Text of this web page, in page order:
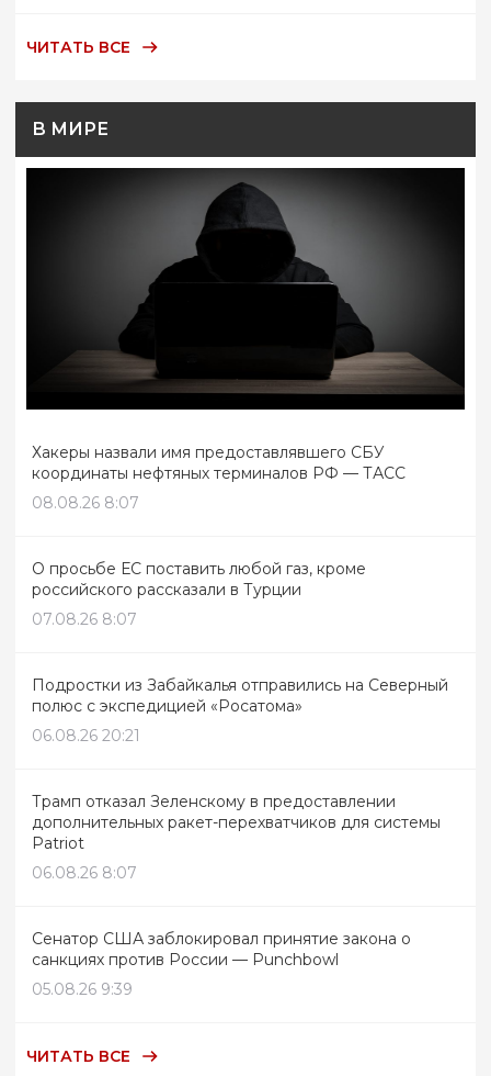
ЧИТАТЬ ВСЕ
В МИРЕ
Хакеры назвали имя предоставлявшего СБУ
координаты нефтяных терминалов РФ — ТАСС
08.08.26 8:07
О просьбе ЕС поставить любой газ, кроме
российского рассказали в Турции
07.08.26 8:07
Подростки из Забайкалья отправились на Северный
полюс с экспедицией «Росатома»
06.08.26 20:21
Трамп отказал Зеленскому в предоставлении
дополнительных ракет-перехватчиков для системы
Patriot
06.08.26 8:07
Сенатор США заблокировал принятие закона о
санкциях против России — Punchbowl
05.08.26 9:39
ЧИТАТЬ ВСЕ